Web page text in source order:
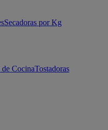
Secadoras por Kg
de CocinaTostadoras